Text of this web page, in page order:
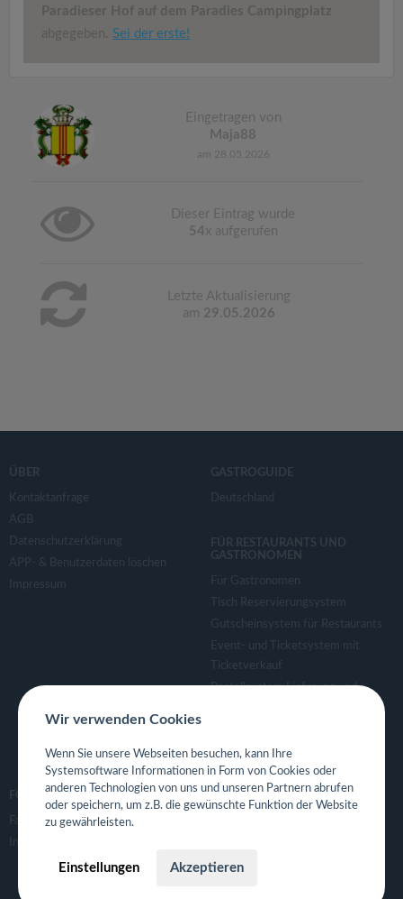
Paradieser Hof auf dem Paradies Campingplatz
abgegeben. Sei der erste!
Eingetragen von
Maja88
am 28.05.2026
Dieser Eintrag wurde
54x aufgerufen
Letzte Aktualisierung
am 29.05.2026
ÜBER
Kontaktanfrage
AGB
Datenschutzerklärung
APP- & Benutzerdaten löschen
Impressum
GASTROGUIDE
Deutschland
FÜR RESTAURANTS UND
GASTRONOMEN
Für Gastronomen
Tisch Reservierungsystem
Gutscheinsystem für Restaurants
Event- und Ticketsystem mit
Ticketverkauf
Bestellsystem Lieferung und
Eigene App für Restaurant
FOLGE UNS
Facebook
Instagram
Wir verwenden Cookies
Wenn Sie unsere Webseiten besuchen, kann Ihre
Systemsoftware Informationen in Form von Cookies oder
anderen Technologien von uns und unseren Partnern abrufen
oder speichern, um z.B. die gewünschte Funktion der Website
zu gewährleisten.
Einstellungen Akzeptieren